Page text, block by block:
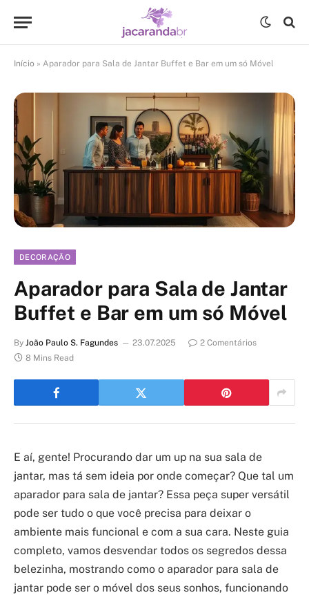
Início » Aparador para Sala de Jantar Buffet e Bar em um só Móvel
DECORAÇÃO
Aparador para Sala de Jantar
Buffet e Bar em um só Móvel
By João Paulo S. Fagundes 23.07.2025
2 Comentários
8 Mins Read
E aí, gente! Procurando dar um up na sua sala de
jantar, mas tá sem ideia por onde começar? Que tal um
aparador para sala de jantar? Essa peça super versátil
pode ser tudo o que você precisa para deixar o
ambiente mais funcional e com a sua cara. Neste guia
completo, vamos desvendar todos os segredos dessa
belezinha, mostrando como o aparador para sala de
jantar pode ser o móvel dos seus sonhos, funcionando